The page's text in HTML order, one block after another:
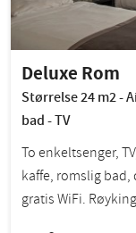
Deluxe Rom
Størrelse 24 m2 -
bad - TV
To enkeltsenger,
kaffe, romslig
gratis WiFi.